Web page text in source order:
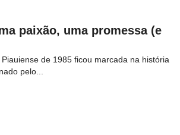
paixão, uma promessa (e
de 1985 ficou marcada na história
pelo...